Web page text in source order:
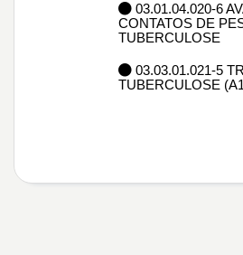
03.01.04.020-6
CONTATOS DE
TUBERCULOSE
03.03.01.021-5
TUBERCULOSE